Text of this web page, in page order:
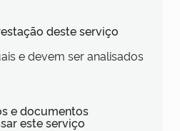
deste serviço
e devem ser analisados
e documentos
este serviço